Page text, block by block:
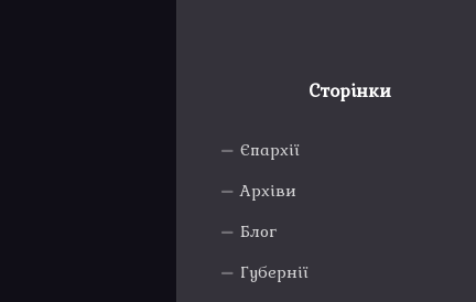
Сторінки
Єпархії
Архіви
Блог
Губернії